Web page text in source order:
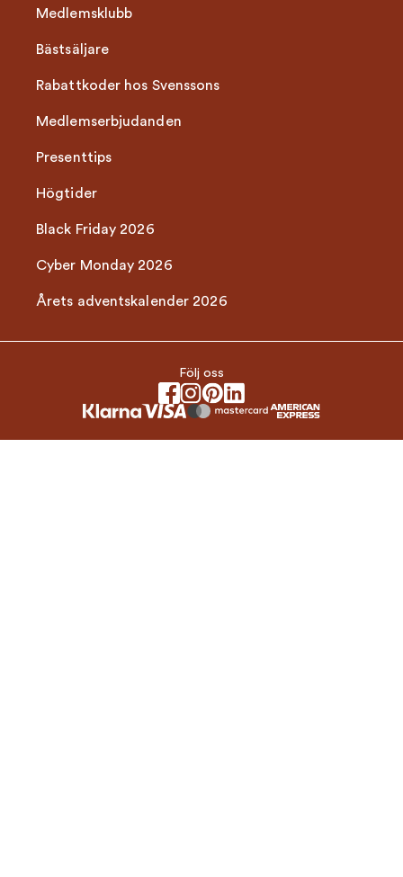
Medlemsklubb
Bästsäljare
Rabattkoder hos Svenssons
Medlemserbjudanden
Presenttips
Högtider
Black Friday 2026
Cyber Monday 2026
Årets adventskalender 2026
Följ oss